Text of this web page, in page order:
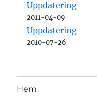
Uppdatering
2011-04-09
Uppdatering
2010-07-26
Hem